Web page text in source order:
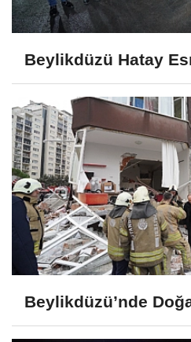
Beylikdüzü Hatay
Beylikdüzü’nde